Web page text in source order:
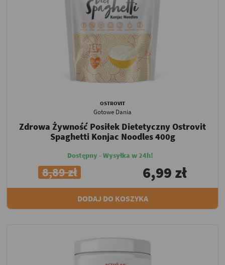
OSTROVIT
Gotowe Dania
Zdrowa Żywność Posiłek Dietetyczny Ostrovit
Spaghetti Konjac Noodles 400g
Dostępny - Wysyłka w 24h!
8,89 zł 6,99 zł
DODAJ DO KOSZYKA